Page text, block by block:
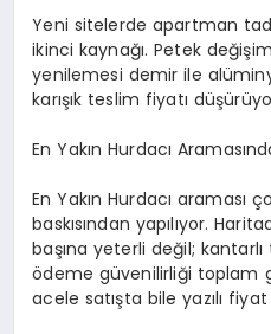
Yeni sitelerde apartman
ikinci kaynağı. Petek
yenilemesi demir ile
karışık teslim fiyatı
En Yakın Hurdacı
En Yakın Hurdacı
baskısından yapılıyor.
başına yeterli değil; kantarlı
ödeme güvenilirliği toplam
acele satışta bile yazılı